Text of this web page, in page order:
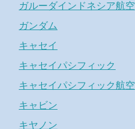
ガルーダインドネシア航空
ガンダム
キャセイ
キャセイパシフィック
キャセイパシフィック航空
キャビン
キヤノン